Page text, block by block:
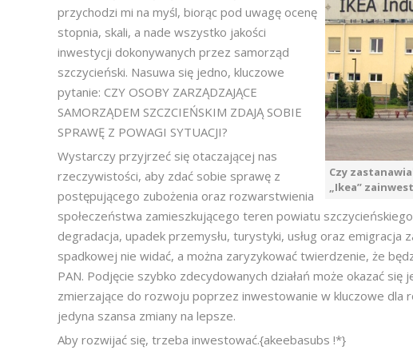
Czy
„Ikea”
przychodzi mi na myśl, biorąc pod uwagę ocenę
stopnia, skali, a nade wszystko jakości
inwestycji dokonywanych przez samorząd
szczycieński. Nasuwa się jedno, kluczowe
pytanie: CZY OSOBY ZARZĄDZAJĄCE
SAMORZĄDEM SZCZCIEŃSKIM ZDAJĄ SOBIE
SPRAWĘ Z POWAGI SYTUACJI?
Wystarczy przyjrzeć się otaczającej nas
rzeczywistości, aby zdać sobie sprawę z
postępującego zubożenia oraz rozwarstwienia
społeczeństwa zamieszkującego teren powiatu
degradacja, upadek przemysłu, turystyki, usług oraz emigracja
spadkowej nie widać, a można zaryzykować twierdzenie, że
PAN. Podjęcie szybko zdecydowanych działań może okazać
zmierzające do rozwoju poprzez inwestowanie w kluczowe dla
jedyna szansa zmiany na lepsze.
Aby rozwijać się, trzeba inwestować.{akeebasubs !*}